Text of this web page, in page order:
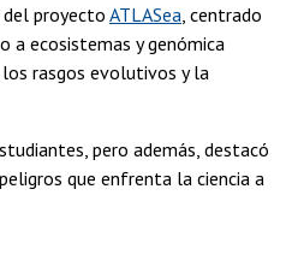
del proyecto ATLASea , centrado
a ecosistemas y genómica
rasgos evolutivos y la
pero además, destacó
que enfrenta la ciencia a